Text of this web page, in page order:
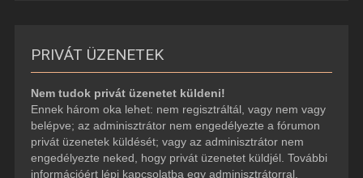
PRIVÁT ÜZENETEK
Nem tudok privát üzenetet küldeni!
Ennek három oka lehet: nem regisztráltál, vagy nem vagy
belépve; az adminisztrátor nem engedélyezte a fórumon
privát üzenetek küldését; vagy az adminisztrátor nem
engedélyezte neked, hogy privát üzenetet küldjél. További
információért lépj kapcsolatba egy adminisztrátorral.